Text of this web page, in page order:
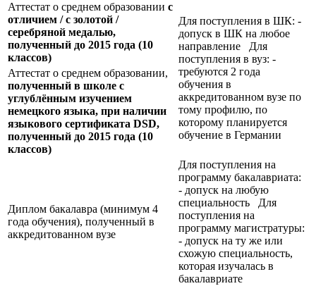
Аттестат о среднем образовании с
отличием / с золотой /
серебряной медалью,
полученный до 2015 года (10
классов)
Для поступления в ШК: -
допуск в ШК на любое
направление Для
поступления в вуз: -
требуются 2 года
обучения в
аккредитованном вузе по
тому профилю, по
которому планируется
обучение в Германии
Аттестат о среднем образовании,
полученный в школе с
углублённым изучением
немецкого языка, при наличии
языкового сертификата DSD,
полученный до 2015 года (10
классов)
Диплом бакалавра (минимум 4
года обучения), полученный в
аккредитованном вузе
Для поступления на
программу бакалавриата:
- допуск на любую
специальность Для
поступления на
программу магистратуры:
- допуск на ту же или
схожую специальность,
которая изучалась в
бакалавриате